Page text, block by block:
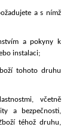
a s nímž
a pokyny k
instalaci;
tohoto druhu
včetně
a bezpečnosti,
téhož druhu,